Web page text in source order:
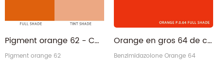
Pigment orange 62 - CAS 52846-56-7 Benzimidazolone orange permanent H5G PO62
Pigment orange 62
Orange en gros 64 de colorant de généraliste orange de Benzimidazolone de Cas 72102-84-2
Benzimidazolone Orange 64